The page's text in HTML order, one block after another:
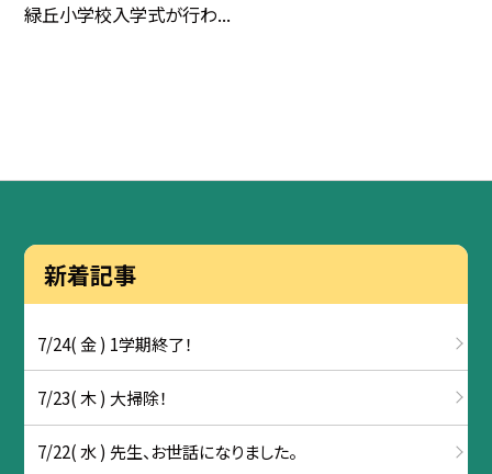
緑丘小学校入学式が行わ...
新着記事
7/24( 金 ) 1学期終了！
7/23( 木 ) 大掃除！
7/22( 水 ) 先生、お世話になりました。